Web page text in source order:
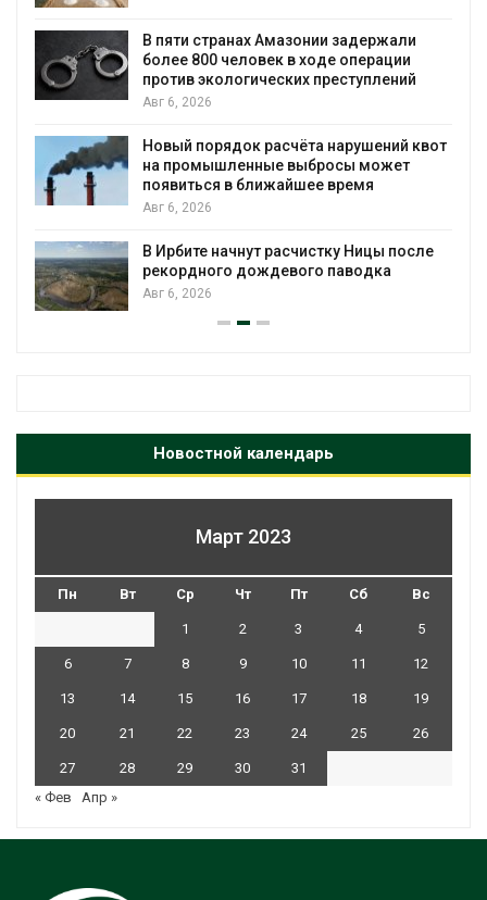
странах Амазонии задержали
800 человек в ходе операции
экологических преступлений
2026
порядок расчёта нарушений квот
выбросы может
в ближайшее время
2026
начнут расчистку Ницы после
дождевого паводка
Авг 5, 2026
Новостной календарь
Март 2023
Пн Вт Ср Чт Пт Сб Вс
1 2 3 4 5
6 7 8 9 10 11 12
13 14 15 16 17 18 19
20 21 22 23 24 25 26
27 28 29 30
31
« Фев
Апр »